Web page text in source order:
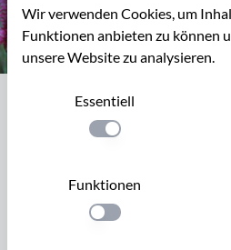
Kerzenknöterich
ökologischen Gesichtspunkten,
Förderung der Lebensqualität von
Wir verwenden Cookies, um
Funktionen anbieten zu können
unsere Website zu analysieren.
Essentiell
Einstellung anwenden
Funktionen
Einstellung anwenden